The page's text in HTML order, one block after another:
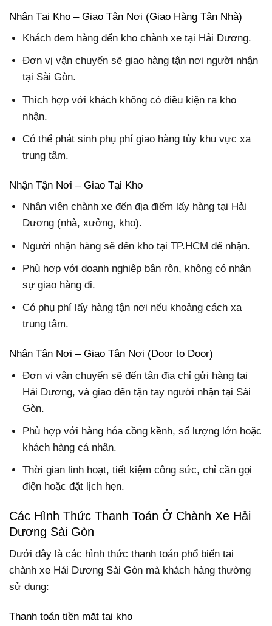
Nhận Tại Kho – Giao Tận Nơi (Giao Hàng Tận Nhà)
Khách đem hàng đến kho chành xe tại Hải Dương.
Đơn vị vận chuyển sẽ giao hàng tận nơi người nhận
tại Sài Gòn.
Thích hợp với khách không có điều kiện ra kho
nhận.
Có thể phát sinh phụ phí giao hàng tùy khu vực xa
trung tâm.
Nhận Tận Nơi – Giao Tại Kho
Nhân viên chành xe đến địa điểm lấy hàng tại Hải
Dương (nhà, xưởng, kho).
Người nhận hàng sẽ đến kho tại TP.HCM để nhận.
Phù hợp với doanh nghiệp bận rộn, không có nhân
sự giao hàng đi.
Có phụ phí lấy hàng tận nơi nếu khoảng cách xa
trung tâm.
Nhận Tận Nơi – Giao Tận Nơi (Door to Door)
Đơn vị vận chuyển sẽ đến tận địa chỉ gửi hàng tại
Hải Dương, và giao đến tận tay người nhận tại Sài
Gòn.
Phù hợp với hàng hóa cồng kềnh, số lượng lớn hoặc
khách hàng cá nhân.
Thời gian linh hoạt, tiết kiệm công sức, chỉ cần gọi
điện hoặc đặt lịch hẹn.
Các Hình Thức Thanh Toán Ở Chành Xe Hải
Dương Sài Gòn
Dưới đây là các hình thức thanh toán phổ biến tại
chành xe Hải Dương Sài Gòn mà khách hàng thường
sử dụng:
Thanh toán tiền mặt tại kho